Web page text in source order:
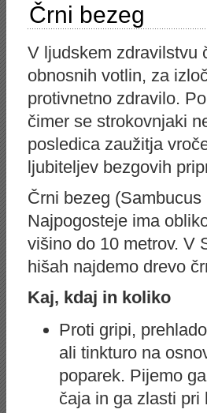
Črni bezeg
V ljudskem zdravilstvu
obnosnih votlin, za
protivnetno zdravilo.
čimer se strokovnjaki
posledica zaužitja
ljubiteljev bezgovih
Črni bezeg
Najpogosteje ima
višino do 10 metrov. V
hišah najdemo drevo
Kaj, kdaj in koliko
Proti gripi,
ali tinkturo na
poparek. Pijemo
čaja in ga zlasti pri